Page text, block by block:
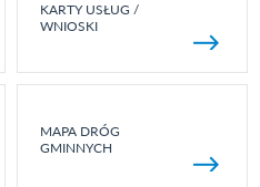
KARTY USŁUG /
WNIOSKI
MAPA DRÓG
GMINNYCH